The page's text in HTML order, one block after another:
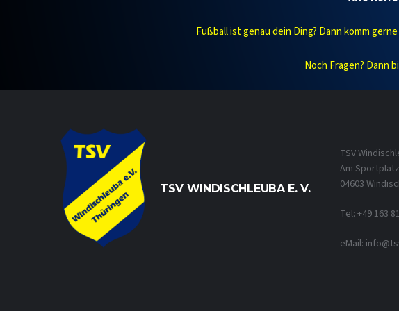
Fußball ist genau dein Ding? Dann komm
Noch Fragen? Dann
TSV WINDISCHLEUBA E. V.
TSV
Am
04603
Tel: +49 163
eMail: